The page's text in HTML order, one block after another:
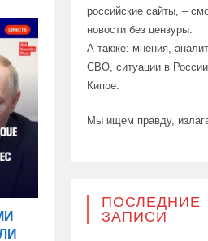
российские сайты, –
новости без цензуры.
А также: мнения,
СВО, ситуации в
Кипре.
Мы ищем правду,
ПОСЛЕДНИЕ
ЗАПИСИ